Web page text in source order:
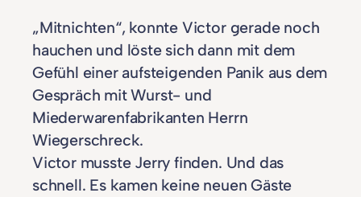
„Mitnichten“, konnte Victor gerade noch
hauchen und löste sich dann mit dem
Gefühl einer aufsteigenden Panik aus dem
Gespräch mit Wurst- und
Miederwarenfabrikanten Herrn
Wiegerschreck.
Victor musste Jerry finden. Und das
schnell. Es kamen keine neuen Gäste